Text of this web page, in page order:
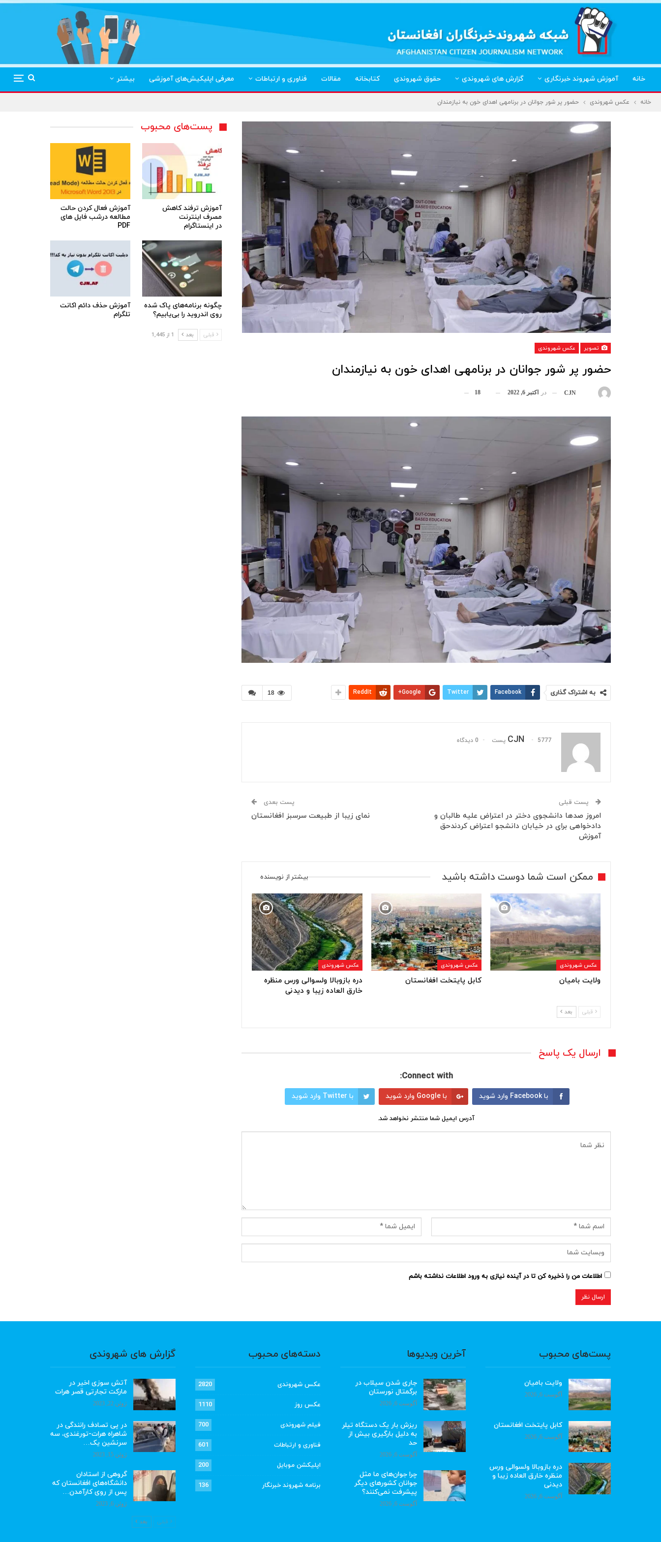
خانه آموزش شهروند خبرنگاری گزارش های شهروندی حقوق شهروندی کتابخانه مقالات فناوری و ارتباطات معرفی اپلیکیش‌های آموزشی بیشتر
خانه عکس شهروندی حضور پر شور جوانان در برنامه‎ی اهدای خون به نیازمندان
تصویر عکس شهروندی
حضور پر شور جوانان در برنامه‎ی اهدای خون به نیازمندان
CJN در اکتبر 6, 2022 18
18 به اشتراک گذاری Facebook
Twitter
Google+
ReddIt
CJN 5777 پست 0 دیدگاه
پست قبلی
امروز صدها دانشجوی دختر در اعتراض علیه طالبان و
دادخواهی برای در خیابان دانشجو اعتراض کردندحق‌
آموزش
پست بعدی
نمای زیبا از طبیعت سرسبز افغانستان
ممکن است شما دوست داشته باشید بیشتر از نویسنده
عکس شهروندی
ولایت بامیان
عکس شهروندی
کابل پایتخت افغانستان
عکس شهروندی
دره بازوبالا ولسوالی ورس منظره
خارق العاده زیبا و دیدنی
قبلی بعد
ارسال یک پاسخ
Connect with:
با Facebook وارد شوید با Google وارد شوید با Twitter وارد شوید
آدرس ایمیل شما منتشر نخواهد شد.
اطلاعات من را ذخیره کن تا در آینده نیازی به ورود اطلاعات نداشته باشم
پست‌های محبوب
آموزش ترفند کاهش
مصرف اینترنت
در اینستاگرام
آموزش فعال کردن حالت
مطالعه درشب فایل های
PDF
چگونه برنامه‌های پاک شده
روی اندروید را بی‌یابیم؟
آموزش حذف دائم اکانت
تلگرام
قبلی بعد 1 از 1,445
پست‌های محبوب
ولایت بامیان
آگوست 6, 2026
کابل پایتخت افغانستان
آگوست 6, 2026
دره بازوبالا ولسوالی ورس
منظره خارق العاده زیبا و
دیدنی
آگوست 6, 2026
آخرین ویدیوها
جاری شدن سیلاب در
برگمتال نورستان
آگوست 6, 2026
ریزش بار یک دستگاه تیلر
به دلیل بارگیری بیش از
حد
آگوست 6, 2026
چرا جوان‌های ما مثل
جوانان کشورهای دیگر
پیشرفت نمی‌کنند؟
آگوست 6, 2026
دسته‌های محبوب
عکس شهروندی 2820
عکس روز 1110
فیلم شهروندی 700
فناوری و ارتباطات 601
اپلیکشن موبایل 200
برنامه شهروند خبرنگار 136
گزارش های شهروندی
آتش سوزی اخیر در
مارکت تجارتی قصر هرات
ژوئن 22, 2023
در پی تصادف رانندگی در
شاهراه هرات-تورغندی، سه
سرنشین یک…
ژوئن 15, 2023
گروهی از استادان
دانشگاه‌های افغانستان که
پس از روی کارآمدن…
ژوئن 6, 2023
قبلی بعد